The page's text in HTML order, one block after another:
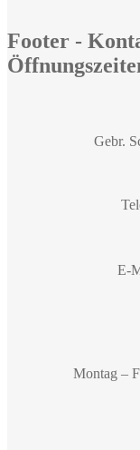
Footer -
Gebr.
E-
Montag –